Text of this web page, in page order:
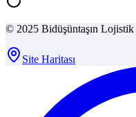
© 2025 Bidüşüntaşın Lojistik
Site Haritası